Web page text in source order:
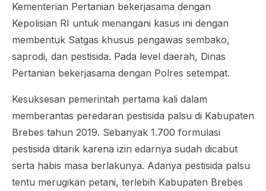
Kementerian Pertanian bekerjasama dengan
Kepolisian RI untuk menangani kasus ini dengan
membentuk Satgas khusus pengawas sembako,
saprodi, dan pestisida. Pada level daerah, Dinas
Pertanian bekerjasama dengan Polres setempat.
Kesuksesan pemerintah pertama kali dalam
memberantas peredaran pestisida palsu di Kabupaten
Brebes tahun 2019. Sebanyak 1.700 formulasi
pestisida ditarik karena izin edarnya sudah dicabut
serta habis masa berlakunya. Adanya pestisida palsu
tentu merugikan petani, terlebih Kabupaten Brebes